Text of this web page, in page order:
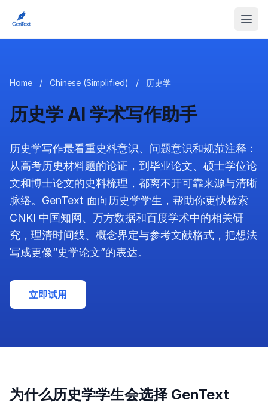
Home / Chinese (Simplified) / 历史学
历史学 AI 学术写作助手
历史学写作最看重史料意识、问题意识和规范注释：
从高考历史材料题的论证，到毕业论文、硕士学位论
文和博士论文的史料梳理，都离不开可靠来源与清晰
脉络。GenText 面向历史学学生，帮助你更快检索
CNKI 中国知网、万方数据和百度学术中的相关研
究，理清时间线、概念界定与参考文献格式，把想法
写成更像“史学论文”的表达。
立即试用
为什么历史学学生会选择 GenText